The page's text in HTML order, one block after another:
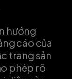
hướng
cáo của
trang sản
phép rõ